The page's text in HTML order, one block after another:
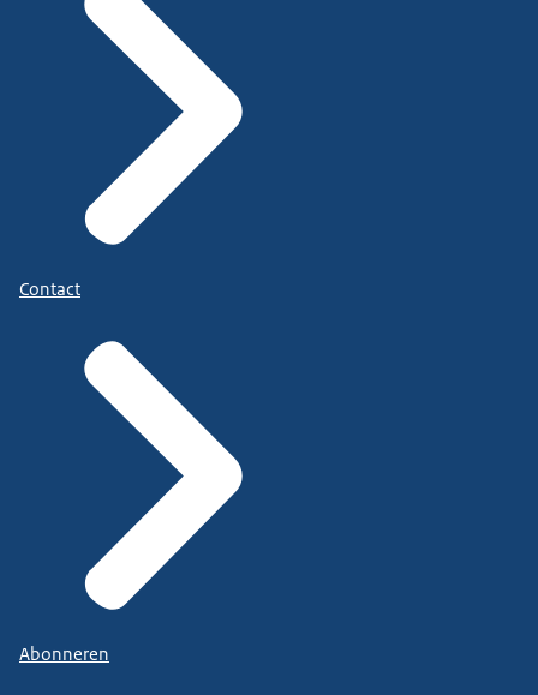
Contact
Abonneren